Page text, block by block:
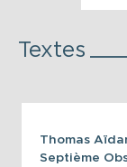
Textes
Thomas
Septième